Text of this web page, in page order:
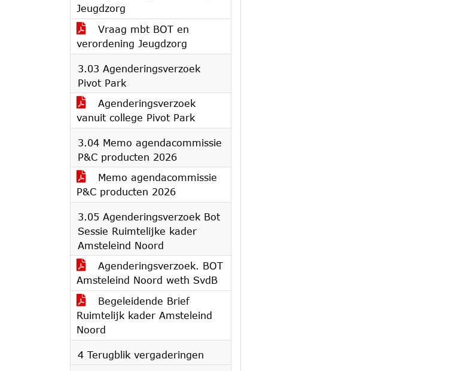
Jeugdzorg
Vraag mbt BOT en
verordening Jeugdzorg
3.03 Agenderingsverzoek
Pivot Park
Agenderingsverzoek
vanuit college Pivot Park
3.04 Memo agendacommissie
P&C producten 2026
Memo agendacommissie
P&C producten 2026
3.05 Agenderingsverzoek Bot
Sessie Ruimtelijke kader
Amsteleind Noord
Agenderingsverzoek. BOT
Amsteleind Noord weth SvdB
Begeleidende Brief
Ruimtelijk kader Amsteleind
Noord
4 Terugblik vergaderingen